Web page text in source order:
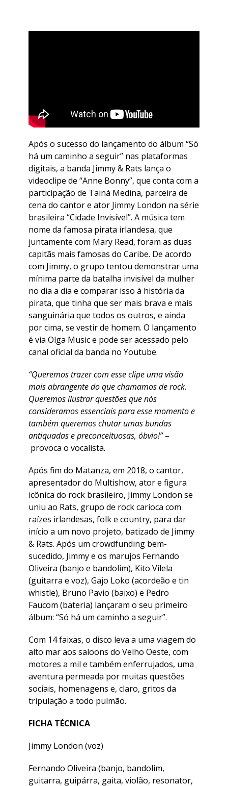
Após o sucesso do lançamento do álbum “Só
há um caminho a seguir” nas plataformas
digitais, a banda Jimmy & Rats lança o
videoclipe de “Anne Bonny”, que conta com a
participação de Tainá Medina, parceira de
cena do cantor e ator Jimmy London na série
brasileira “Cidade Invisível”. A música tem
nome da famosa pirata irlandesa, que
juntamente com Mary Read, foram as duas
capitãs mais famosas do Caribe. De acordo
com Jimmy, o grupo tentou demonstrar uma
mínima parte da batalha invisível da mulher
no dia a dia e comparar isso à história da
pirata, que tinha que ser mais brava e mais
sanguinária que todos os outros, e ainda
por cima, se vestir de homem. O lançamento
é via Olga Music e pode ser acessado pelo
canal oficial da banda no Youtube.
“Queremos trazer com esse clipe uma visão
mais abrangente do que chamamos de rock.
Queremos ilustrar questões que nós
consideramos essenciais para esse momento e
também queremos chutar umas bundas
antiquadas e preconceituosas, óbvio!”–
provoca o vocalista.
Após fim do Matanza, em 2018, o cantor,
apresentador do Multishow, ator e figura
icônica do rock brasileiro, Jimmy London se
uniu ao Rats, grupo de rock carioca com
raízes irlandesas, folk e country, para dar
início a um novo projeto, batizado de Jimmy
& Rats. Após um crowdfunding bem-
sucedido, Jimmy e os marujos Fernando
Oliveira (banjo e bandolim), Kito Vilela
(guitarra e voz), Gajo Loko (acordeão e tin
whistle), Bruno Pavio (baixo) e Pedro
Faucom (bateria) lançaram o seu primeiro
álbum: “Só há um caminho a seguir”.
Com 14 faixas, o disco leva a uma viagem do
alto mar aos saloons do Velho Oeste, com
motores a mil e também enferrujados, uma
aventura permeada por muitas questões
sociais, homenagens e, claro, gritos da
tripulação a todo pulmão.
FICHA TÉCNICA
Jimmy London (voz)
Fernando Oliveira (banjo, bandolim,
guitarra, guipárra, gaita, violão, resonator,